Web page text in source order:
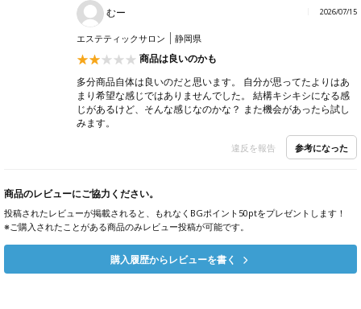
むー 2026/07/15
エステティックサロン 静岡県
商品は良いのかも
多分商品自体は良いのだと思います。 自分が思ってたよりはあ
まり希望な感じではありませんでした。 結構キシキシになる感
じがあるけど、そんな感じなのかな？ また機会があったら試し
みます。
違反を報告 参考になった
商品のレビューにご協力ください。
投稿されたレビューが掲載されると、もれなくBGポイント50ptをプレゼントします！
※ご購入されたことがある商品のみレビュー投稿が可能です。
購入履歴からレビューを書く